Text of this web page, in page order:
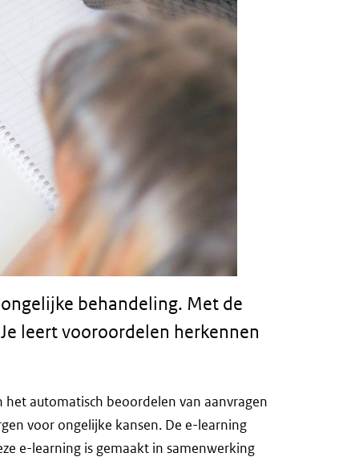
behandeling. Met de
leert vooroordelen herkennen
automatisch beoordelen van aanvragen
voor ongelijke kansen. De e-learning
e-learning is gemaakt in samenwerking